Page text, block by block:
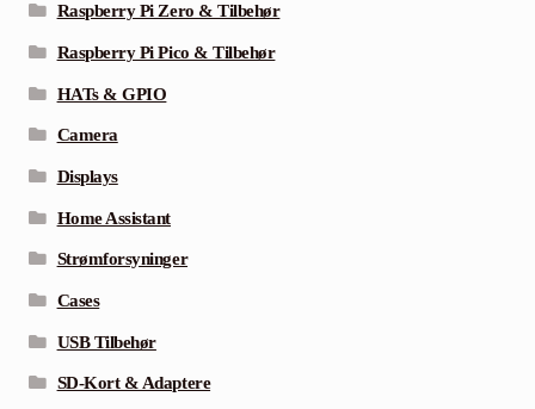
Raspberry Pi Zero & Tilbehør
Raspberry Pi Pico & Tilbehør
HATs & GPIO
Camera
Displays
Home Assistant
Strømforsyninger
Cases
USB Tilbehør
SD-Kort & Adaptere